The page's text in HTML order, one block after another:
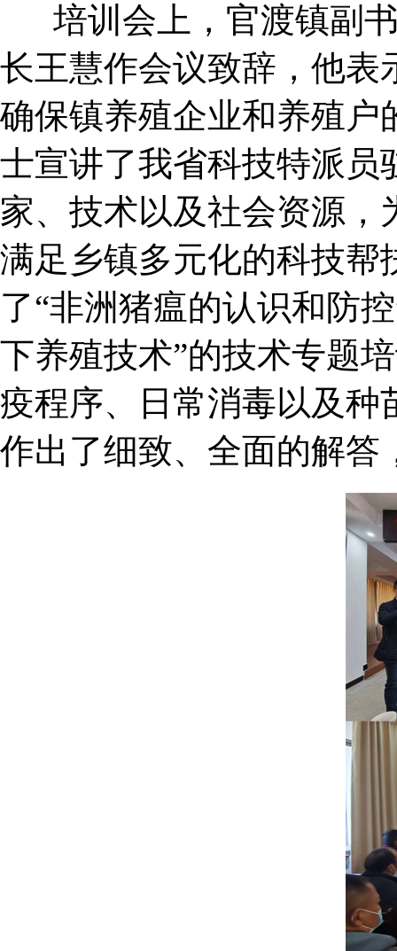
培训会上，官渡镇副
长王慧作会议致辞，他表
确保镇养殖企业和养殖户
士宣讲了我省科技特派员
家、技术以及社会资源
满足乡镇多元化的科技帮
了“非洲猪瘟的认识和防
下养殖技术”的技术专题
疫程序、日常消毒以及种
作出了细致、全面的解答